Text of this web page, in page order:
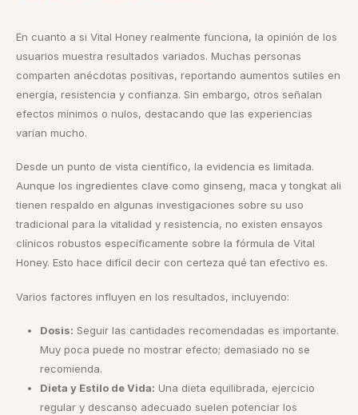
En cuanto a si Vital Honey realmente funciona, la opinión de los
usuarios muestra resultados variados. Muchas personas
comparten anécdotas positivas, reportando aumentos sutiles en
energía, resistencia y confianza. Sin embargo, otros señalan
efectos mínimos o nulos, destacando que las experiencias
varían mucho.
Desde un punto de vista científico, la evidencia es limitada.
Aunque los ingredientes clave como ginseng, maca y tongkat ali
tienen respaldo en algunas investigaciones sobre su uso
tradicional para la vitalidad y resistencia, no existen ensayos
clínicos robustos específicamente sobre la fórmula de Vital
Honey. Esto hace difícil decir con certeza qué tan efectivo es.
Varios factores influyen en los resultados, incluyendo:
Dosis: Seguir las cantidades recomendadas es importante.
Muy poca puede no mostrar efecto; demasiado no se
recomienda.
Dieta y Estilo de Vida: Una dieta equilibrada, ejercicio
regular y descanso adecuado suelen potenciar los